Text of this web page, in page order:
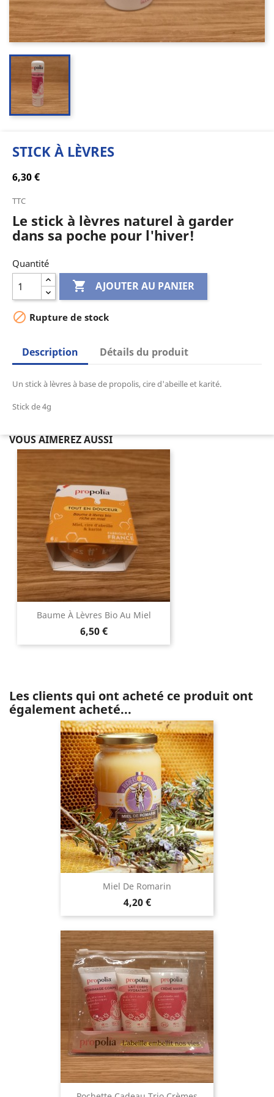
STICK À LÈVRES
6,30 €
TTC
Le stick à lèvres naturel à garder
dans sa poche pour l'hiver!
Quantité
 AJOUTER AU PANIER
 Rupture de stock
Description Détails du produit
Un stick à lèvres à base de propolis, cire d'abeille et karité.
Stick de 4g
VOUS AIMEREZ AUSSI
Baume À Lèvres Bio Au Miel
Prix
6,50 €
Les clients qui ont acheté ce produit ont
également acheté...
Miel De Romarin
Prix
4,20 €